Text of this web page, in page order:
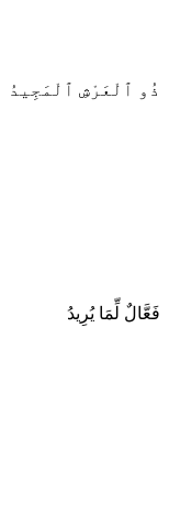
ذُو ٱلْعَرْشِ ٱلْمَجِيدُ
فَعَّالٌ لِّمَا يُرِيدُ